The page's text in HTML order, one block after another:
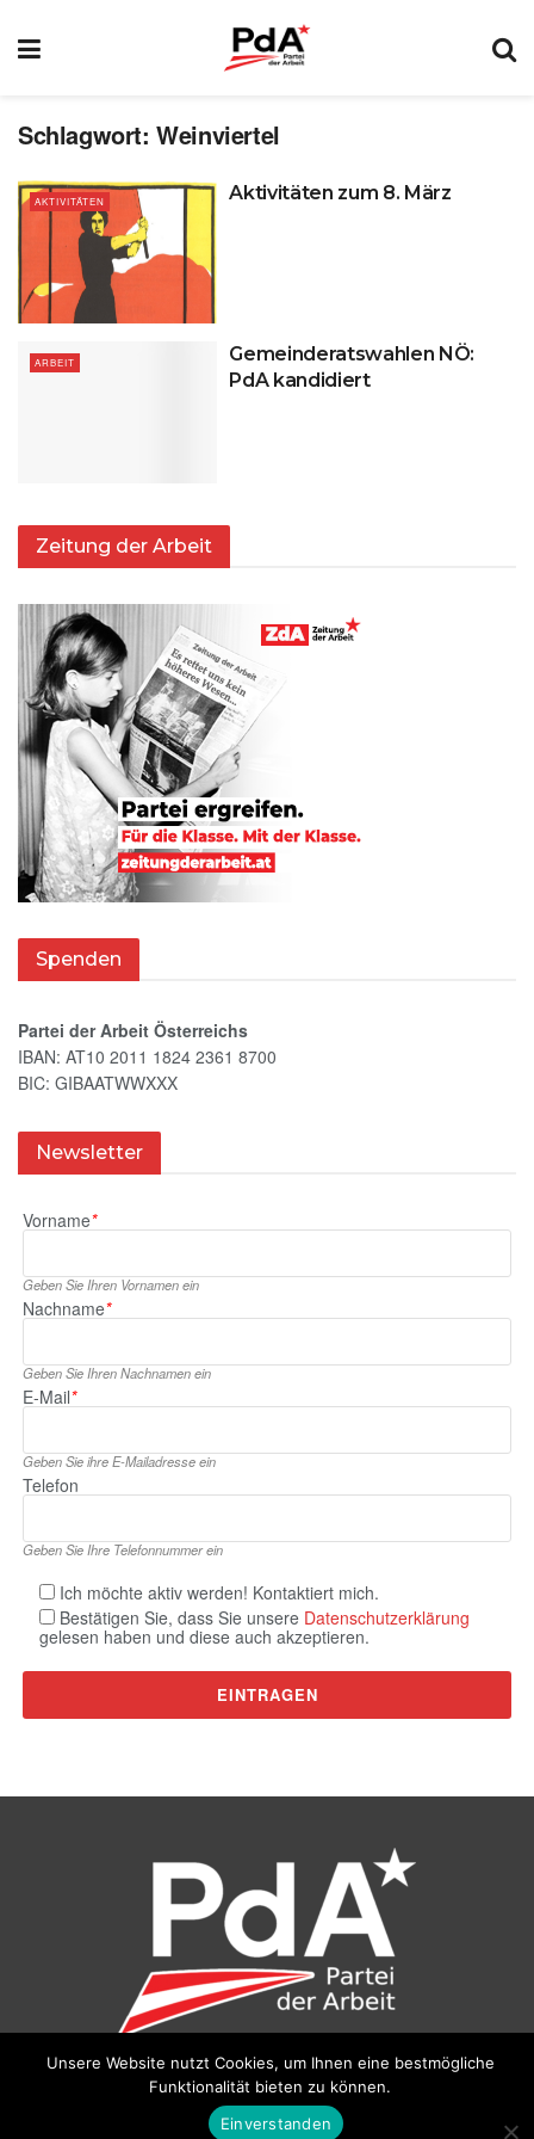
Schlagwort:Weinviertel
AKTIVITÄTEN Aktivitäten zum 8. März
ARBEIT
Gemeinderatswahlen NÖ:
PdA kandidiert
Zeitung der Arbeit
Spenden
Partei der Arbeit Österreichs
IBAN: AT10 2011 1824 2361 8700
BIC: GIBAATWWXXX
Newsletter
Vorname*
Geben Sie Ihren Vornamen ein
Nachname*
Geben Sie Ihren Nachnamen ein
E‑Mail*
Geben Sie ihre E‑Mailadresse ein
Telefon
Geben Sie Ihre Telefonnummer ein
Ich möchte aktiv werden! Kontaktiert mich.
Bestätigen Sie, dass Sie unsere Datenschutzerklärung
gelesen haben und diese auch akzeptieren.
Partei der Arbeit (PdA), Bundesbüro: Drorygasse 21, 1030
pda@parteiderarbeit.at
Unsere Website nutzt Cookies, um Ihnen eine bestmögliche
Funktionalität bieten zu können.
Einverstanden